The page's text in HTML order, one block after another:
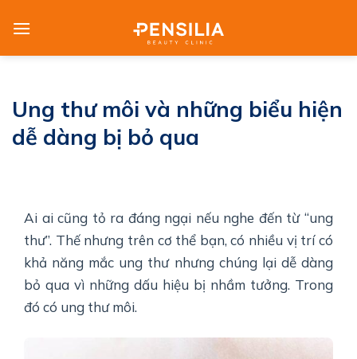
Ung thư môi và những biểu hiện
dễ dàng bị bỏ qua
Ai ai cũng tỏ ra đáng ngại nếu nghe đến từ “ung
thư”. Thế nhưng trên cơ thể bạn, có nhiều vị trí có
khả năng mắc ung thư nhưng chúng lại dễ dàng
bỏ qua vì những dấu hiệu bị nhầm tưởng. Trong
đó có ung thư môi.